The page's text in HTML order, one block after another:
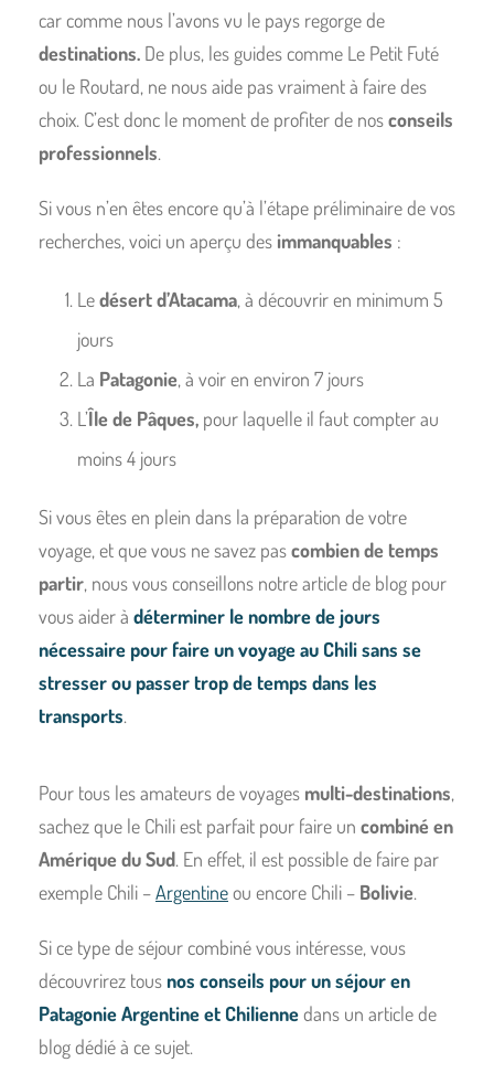
car comme nous l’avons vu le pays regorge de
destinations. De plus, les guides comme Le Petit Futé
ou le Routard, ne nous aide pas vraiment à faire des
choix. C’est donc le moment de profiter de nosconseils
professionnels.
Si vous n’en êtes encore qu’à l’étape préliminaire de vos
recherches, voici un aperçu des immanquables :
Ledésert d’Atacama, à découvrir en minimum 5
jours
La Patagonie, à voir en environ 7 jours
L’Île de Pâques, pour laquelle il faut compter au
moins 4 jours
Si vous êtes en plein dans la préparation de votre
voyage, et que vous ne savez pascombien de temps
partir, nous vous conseillons notre article de blog pour
vous aider à déterminer le nombre de jours
nécessaire pour faire un voyage au Chili sans se
stresser ou passer trop de temps dans les
transports.
Pour tous les amateurs de voyages multi-destinations,
sachez que le Chili est parfait pour faire un combiné en
Amérique du Sud. En effet, il est possible de faire par
exemple Chili –Argentineou encore Chili – Bolivie.
Si ce type de séjour combiné vous intéresse, vous
découvrirez tous nos conseils pour un séjour en
Patagonie Argentine et Chiliennedans un article de
blog dédié à ce sujet.